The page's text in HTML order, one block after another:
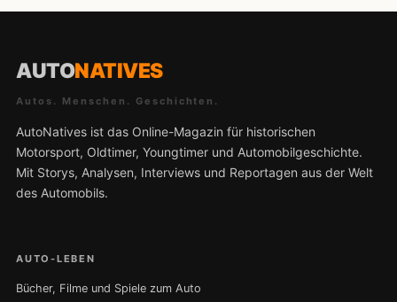
AUTONATIVES
Autos. Menschen. Geschichten.
AutoNatives ist das Online-Magazin für historischen
Motorsport, Oldtimer, Youngtimer und Automobilgeschichte.
Mit Storys, Analysen, Interviews und Reportagen aus der Welt
des Automobils.
AUTO-LEBEN
Bücher, Filme und Spiele zum Auto